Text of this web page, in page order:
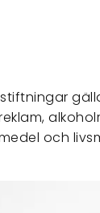
och